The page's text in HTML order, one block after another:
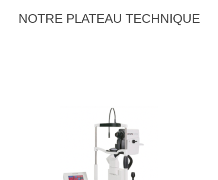
NOTRE PLATEAU TECHNIQUE